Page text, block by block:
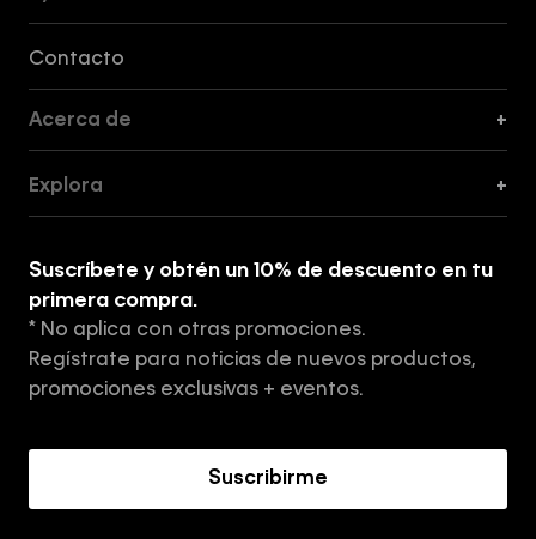
Contacto
Acerca de +
Tiendas
Aviso de privacidad
Términos y Condiciones
Explora +
Suscríbete y obtén un 10% de descuento en tu
primera compra.
* No aplica con otras promociones.
Regístrate para noticias de nuevos productos,
promociones exclusivas + eventos.
Suscribirme